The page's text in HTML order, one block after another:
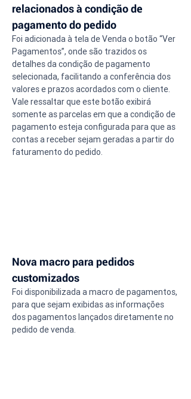
relacionados à condição de
pagamento do pedido
Foi adicionada à tela de Venda o botão “Ver
Pagamentos”, onde são trazidos os
detalhes da condição de pagamento
selecionada, facilitando a conferência dos
valores e prazos acordados com o cliente.
Vale ressaltar que este botão exibirá
somente as parcelas em que a condição de
pagamento esteja configurada para que as
contas a receber sejam geradas a partir do
faturamento do pedido.
Nova macro para pedidos
customizados
Foi disponibilizada a macro de pagamentos,
para que sejam exibidas as informações
dos pagamentos lançados diretamente no
pedido de venda.